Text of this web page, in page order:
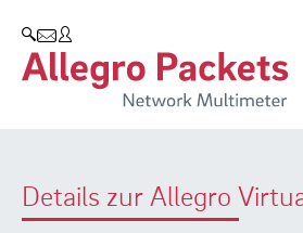
Details zur Allegro
Use Cases
Whitepaper
Unternehmen
Partner
Blog
Presse